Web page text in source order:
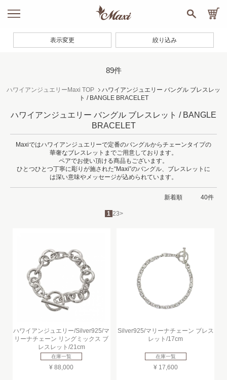
89件
ハワイアンジュエリーMaxi TOP
ハワイアンジュエリー バングル ブレスレッ
ト / BANGLE BRACELET
ハワイアンジュエリー バングル ブレスレット / BANGLE
BRACELET
Maxiではハワイアンジュエリーで定番のバングルからチェーンタイプの
華奢なブレスレットまでご用意しております。
ペアでお使い頂ける商品もございます。
ひとつひとつ丁寧に彫りが施された“Maxi”のバングル、ブレスレットに
は深い意味やメッセージが込められています。
1 23>
ハワイアンジュエリー/Silver925/マ
リーナチェーン リングミックス ブ
レスレット/21cm
在庫一覧
¥ 88,000
Silver925/マリーナチェーン ブレス
レット/17cm
在庫一覧
¥ 17,600
表示変更 絞り込み